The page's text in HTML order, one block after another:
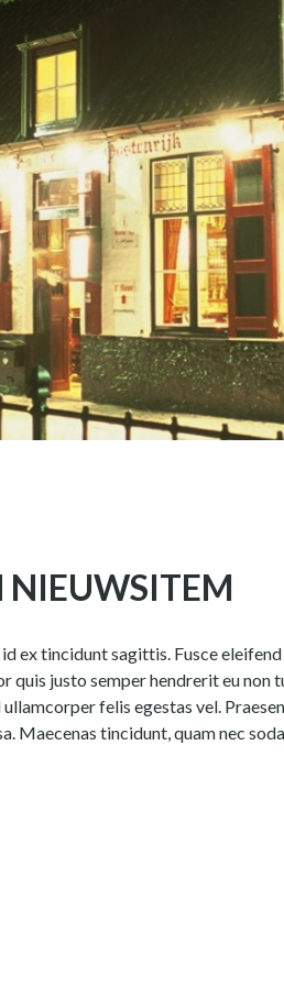
NIEUWSITEM
ex tincidunt sagittis. Fusce
quis justo semper hendrerit eu
felis egestas vel.
Maecenas tincidunt, quam nec